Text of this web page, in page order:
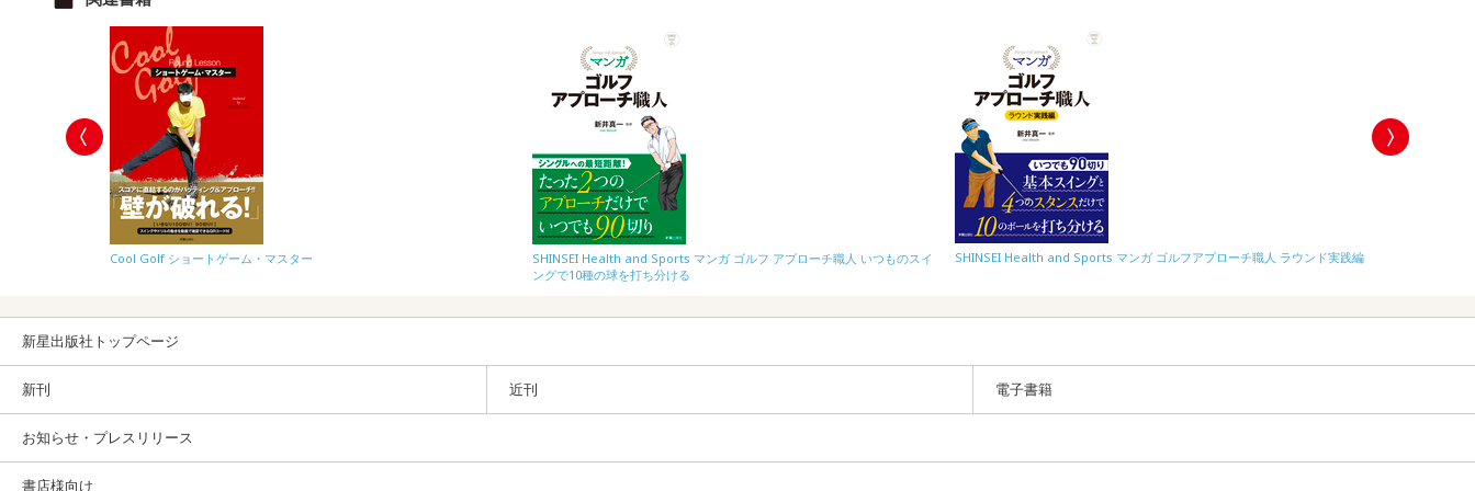
Cool Golf ショートゲーム・マスター
SHINSEI Health and Sports マンガ ゴルフ アプローチ職人 いつものスイ
ングで10種の球を打ち分ける
SHINSEI Health and Sports マンガ ゴルフアプローチ職人 ラウンド実践編
新星出版社トップページ
新刊 近刊 電子書籍
お知らせ・プレスリリース
書店様向け